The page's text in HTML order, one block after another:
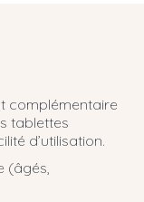
complémentaire
tablettes
d’utilisation.
(âgés,